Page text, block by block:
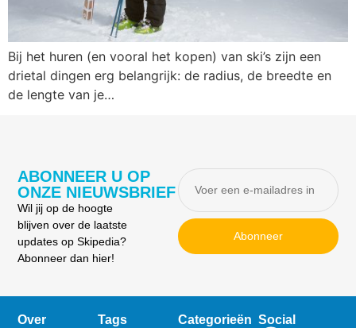
Bij het huren (en vooral het kopen) van ski’s zijn een
drietal dingen erg belangrijk: de radius, de breedte en
de lengte van je…
ABONNEER U OP
ONZE NIEUWSBRIEF
Wil jij op de hoogte
blijven over de laatste
updates op Skipedia?
Abonneer dan hier!
Abonneer
Over Tags Categorieën Social